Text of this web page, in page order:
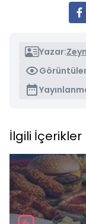
Yazar:
İlgili İçerikler